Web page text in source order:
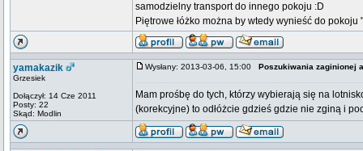
samodzielny transport do innego pokoju :D
Piętrowe łóżko można by wtedy wynieść do
yamakazik
Grzesiek
Dołączył: 14 Cze 2011
Posty: 22
Skąd: Modlin
Wysłany: 2013-03-06, 15:00 Poszukiwania zaginionej
Mam prośbę do tych, którzy wybierają się na
(korekcyjne) to odłóżcie gdzieś gdzie nie zginą i